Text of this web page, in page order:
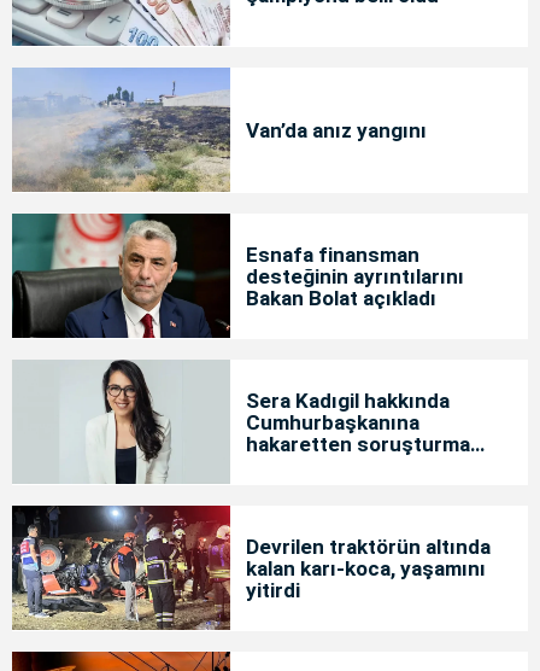
Van’da anız yangını
Esnafa finansman
desteğinin ayrıntılarını
Bakan Bolat açıkladı
Sera Kadıgil hakkında
Cumhurbaşkanına
hakaretten soruşturma
Devrilen traktörün altında
kalan karı-koca, yaşamını
yitirdi